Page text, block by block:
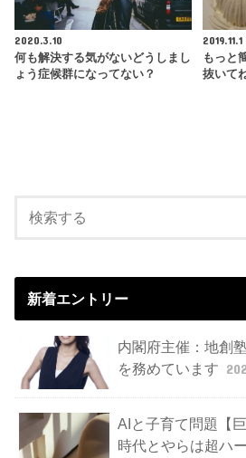
2020.3.10
何も解決する気がないどうしまし
ょう症候群になってない？
2019.11.1
もっと
抜いて
新着エントリー
内閣府主催：地創
を務めています
AIと子育て問題【
時代とやらは超ハ